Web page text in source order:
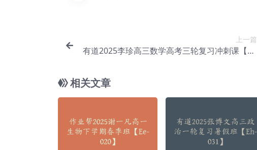
上一篇
有道2025李珍高三数学高考三轮复习冲刺课【Eb
相关文章